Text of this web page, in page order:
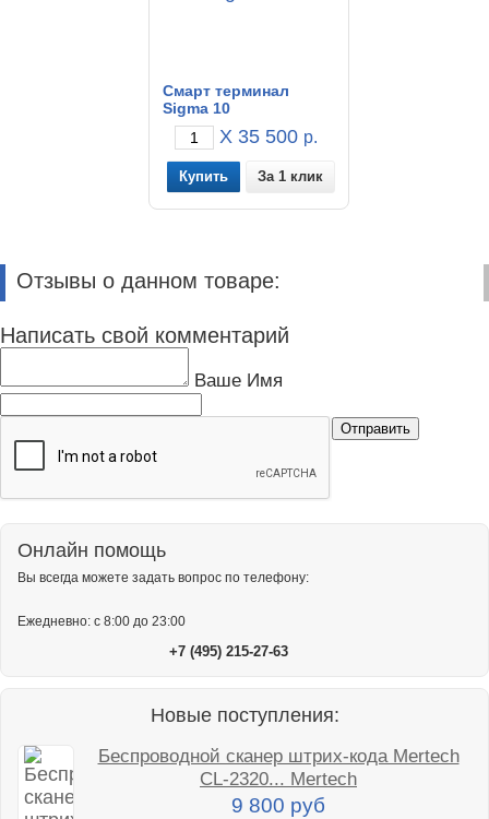
Смарт терминал
Sigma 10
X 35 500 р.
За 1 клик
Отзывы о данном товаре:
Написать свой комментарий
Ваше Имя
Онлайн помощь
Вы всегда можете задать вопрос по телефону:
Ежедневно: с 8:00 до 23:00
+7 (495) 215-27-63
Новые поступления:
Беспроводной сканер штрих-кода Mertech
CL-2320... Mertech
9 800 руб